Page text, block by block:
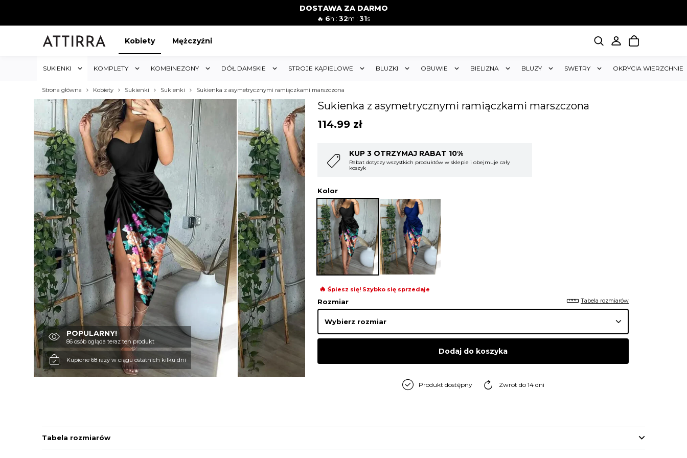
DOSTAWA ZA DARMO
🔥 6h : 32m : 29s
Kobiety Mężczyźni
SUKIENKI KOMPLETY KOMBINEZONY DÓŁ DAMSKIE STROJE KĄPIELOWE BLUZKI OBUWIE BIELIZNA BLUZY SWETRY OKRYCIA WIERZCHNIE
Strona główna Kobiety Sukienki Sukienki Sukienka z asymetrycznymi ramiączkami marszczona
POPULARNY!
86 osób ogląda teraz ten produkt
Kupione 68 razy w ciągu ostatnich kilku dni
Sukienka z asymetrycznymi ramiączkami marszczona
114.99 zł
w sklepie i obejmuje cały
KUP 3 OTRZYMAJ RABAT 10%
Rabat dotyczy wszystkich produktów w sklepie i obejmuje cały
koszyk
KUP 4 OTRZYMAJ RABAT 15%
Rabat dotyczy wszystkich produktów w sklepie i obejmuje cały
koszyk
Kolor
🔥 Śpiesz się! Szybko się sprzedaje
Rozmiar Tabela rozmiarów
Dodaj do koszyka
Produkt dostępny Zwrot do 14 dni
Tabela rozmiarów